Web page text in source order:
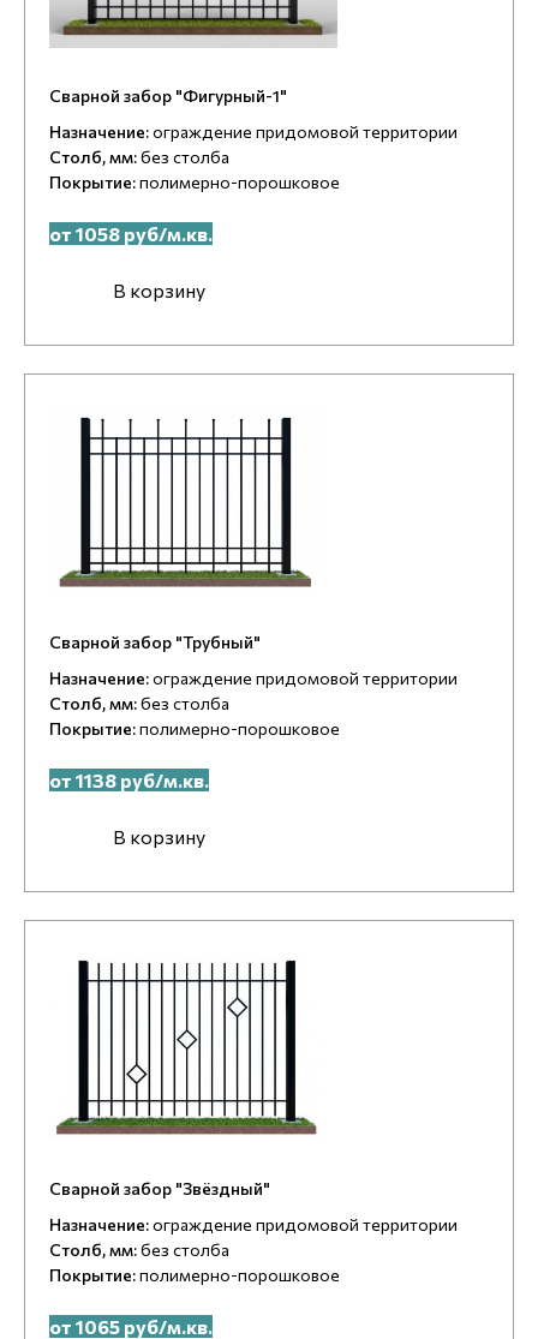
Сварной забор "Фигурный-1"
Назначение:ограждение придомовой территории
Столб, мм:без столба
Покрытие:полимерно-порошковое
от 1058 руб/м.кв.
В корзину
Сварной забор "Трубный"
Назначение:ограждение придомовой территории
Столб, мм:без столба
Покрытие:полимерно-порошковое
от 1138 руб/м.кв.
В корзину
Сварной забор "Звёздный"
Назначение:ограждение придомовой территории
Столб, мм:без столба
Покрытие:полимерно-порошковое
от 1065 руб/м.кв.